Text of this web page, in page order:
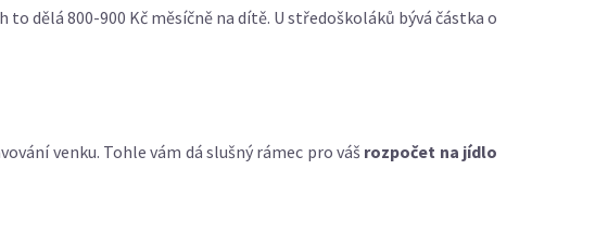
dělá 800-900 Kč měsíčně na dítě. U středoškoláků bývá částka o
venku. Tohle vám dá slušný rámec pro váš rozpočet na jídlo